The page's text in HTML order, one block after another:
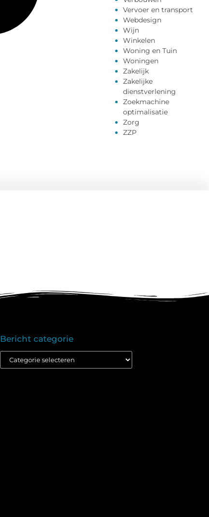
Vervoer en transport
Webdesign
Wijn
Winkelen
Woning en Tuin
Woningen
Zakelijk
Zakelijke
dienstverlening
Zoekmachine
optimalisatie
Zorg
ZZP
Bericht categorie